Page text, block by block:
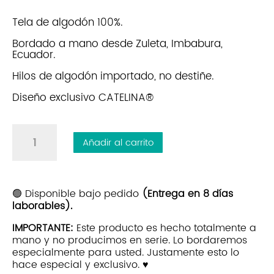
Tela de algodón 100%.
Bordado a mano desde Zuleta, Imbabura,
Ecuador.
Hilos de algodón importado, no destiñe.
Diseño exclusivo CATELINA®
|
Blanco
cantidad
Añadir al carrito
🟢 Disponible bajo pedido (Entrega en 8 días
laborables).
IMPORTANTE: Este producto es hecho totalmente a
mano y no producimos en serie. Lo bordaremos
especialmente para usted. Justamente esto lo
hace especial y exclusivo. ♥